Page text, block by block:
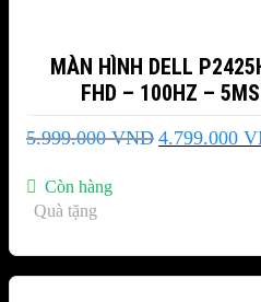
MÀN HÌNH DELL
FHD – 100HZ –
5.999.000VND Giá
4.799.000
Còn hàng
Quà tặng